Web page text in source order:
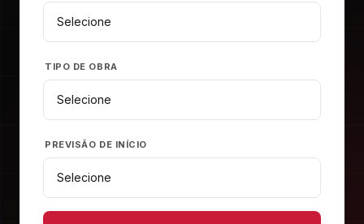
TIPO DE OBRA
PREVISÃO DE INÍCIO